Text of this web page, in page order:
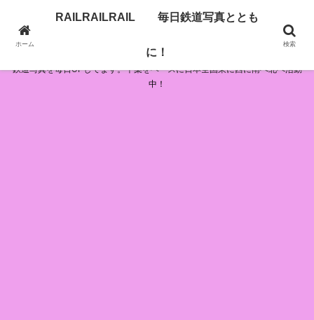
RAILRAILRAIL 毎日鉄道写真とともに！
鉄道写真を毎日UPしてます。千葉をベースに日本全国東に西に南へ北へ活動
中！
ホーム
RAILRAILRAIL 毎日鉄道写真ととも
に！
検索